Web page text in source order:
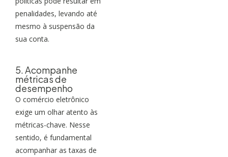
penalidades, levando até
mesmo à suspensão da
sua conta.
5. Acompanhe
métricas de
desempenho
O comércio eletrônico
exige um olhar atento às
métricas-chave. Nesse
sentido, é fundamental
acompanhar as taxas de